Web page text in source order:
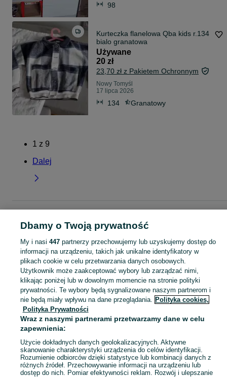
98
Kurteczka flanelowa Qba kids r.134
bialo granatowa
Używane
20 zł
23,70 zł z Pakietem Ochronnym
Nowy Tomyśl
17 lipca 2026
134 Granatowy
1 z 9
Dalej
i płaszcze - Wielkopolskie
Kurtki i płaszcze - Nowy Tomyśl
KATEGORIA
garnitur dla dziewczynki,spodnie dzwony dla dziewczynki,strój Zobacz
Mapa kategorii
Mapa miejscowości
Mapa ministron
Popularne wyszukiwania
Dbamy o Twoją prywatność
My i nasi 447partnerzy przechowujemy lub uzyskujemy dostęp do
informacji na urządzeniu, takich jak unikalne identyfikatory w
plikach cookie w celu przetwarzania danych osobowych.
Użytkownik może zaakceptować wybory lub zarządzać nimi,
klikając poniżej lub w dowolnym momencie na stronie polityki
prywatności. Te wybory będą sygnalizowane naszym partnerom i
nie będą miały wpływu na dane przeglądania. Polityka cookies,
Polityka Prywatności
Wraz z naszymi partnerami przetwarzamy dane w celu
zapewnienia:
Użycie dokładnych danych geolokalizacyjnych. Aktywne
skanowanie charakterystyki urządzenia do celów identyfikacji.
Rozumienie odbiorców dzięki statystyce lub kombinacji danych z
różnych źródeł. Przechowywanie informacji na urządzeniu lub
dostęp do nich. Pomiar efektywności reklam. Rozwój i ulepszanie